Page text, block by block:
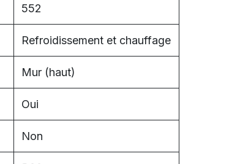
552
Refroidissement et chauffage
Mur (haut)
Oui
Non